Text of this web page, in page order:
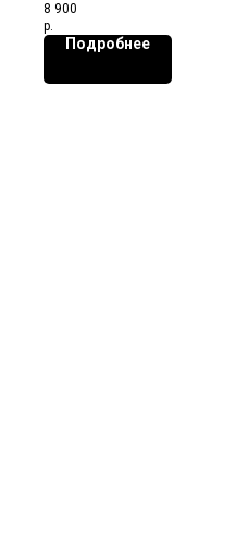
8 900
р.
Подробнее